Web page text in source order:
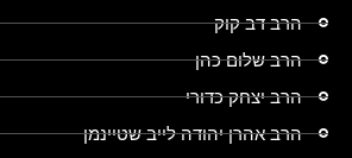
הרב דב קוק
הרב שלום כהן
הרב יצחק כדורי
הרב אהרן יהודה לייב שטיינמן